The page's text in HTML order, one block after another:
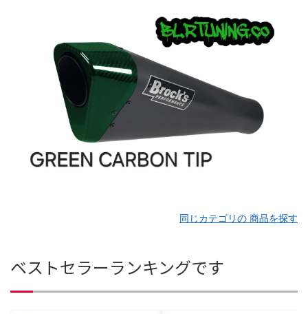
同じカテゴリの 商品を探す
ベストセラーランキングです